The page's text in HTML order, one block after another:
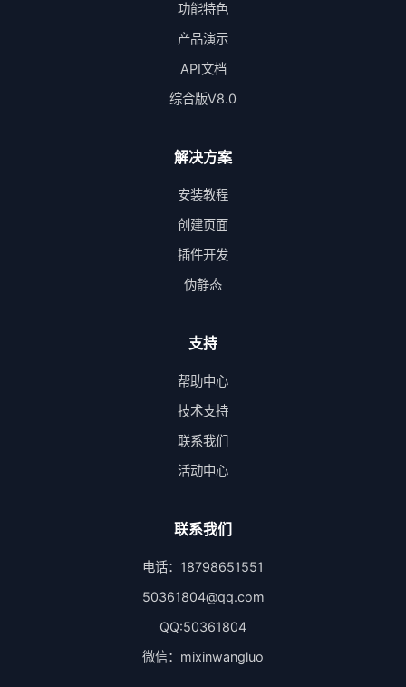
功能特色
产品演示
API文档
综合版V8.0
解决方案
安装教程
创建页面
插件开发
伪静态
支持
帮助中心
技术支持
联系我们
活动中心
联系我们
电话：18798651551
50361804@qq.com
QQ:50361804
微信：mixinwangluo